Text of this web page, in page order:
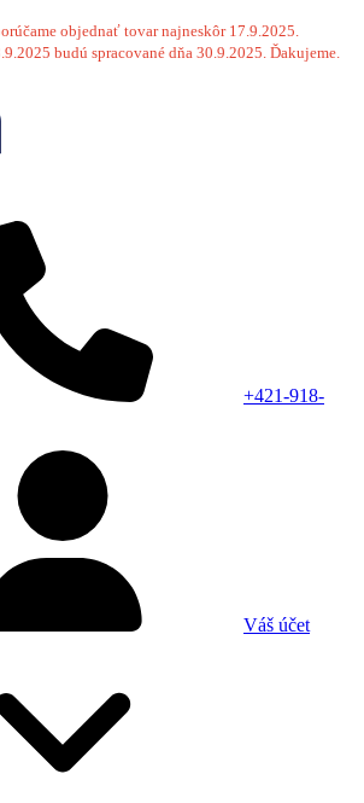
objednať tovar najneskôr 17.9.2025.
budú spracované dňa 30.9.2025. Ďakujeme.
+421-918-
Váš účet